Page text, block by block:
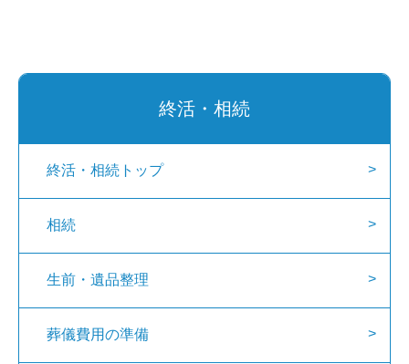
終活・相続
終活・相続トップ
相続
生前・遺品整理
葬儀費用の準備